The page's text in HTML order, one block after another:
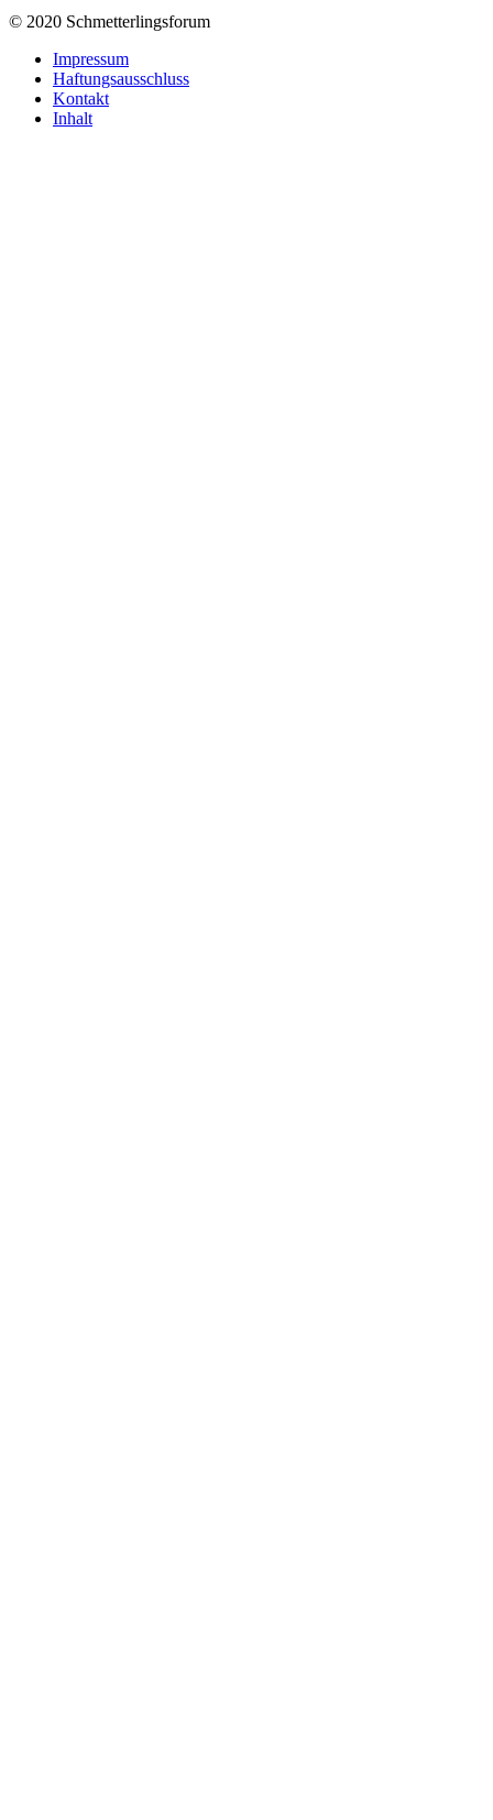
© 2020 Schmetterlingsforum
Impressum
Haftungsausschluss
Kontakt
Inhalt